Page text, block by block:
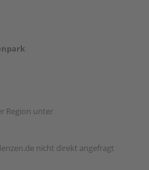
Region unter
nicht direkt angefragt